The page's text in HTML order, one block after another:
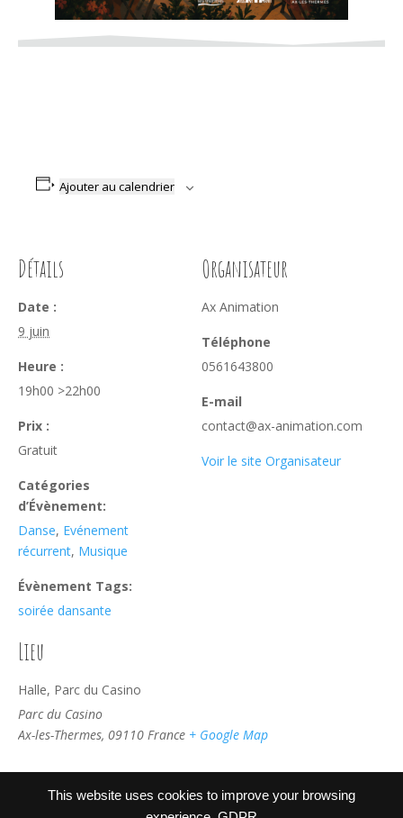
This website uses cookies to improve your browsing
Ajouter au calendrier
Détails
Date :
9 juin
Heure :
19h00 >22h00
Prix :
Gratuit
Catégories
d’Évènement:
Danse, Evénement
récurrent, Musique
Évènement Tags:
soirée dansante
Lieu
Halle, Parc du Casino
Parc du Casino
Ax-les-Thermes, 09110 France + Google Map
Organisateur
Ax Animation
Téléphone
0561643800
E-mail
contact@ax-animation.com
Voir le site Organisateur
Spectacle : ‘Trois contes et quelques’ – Cinéma – CINQUE